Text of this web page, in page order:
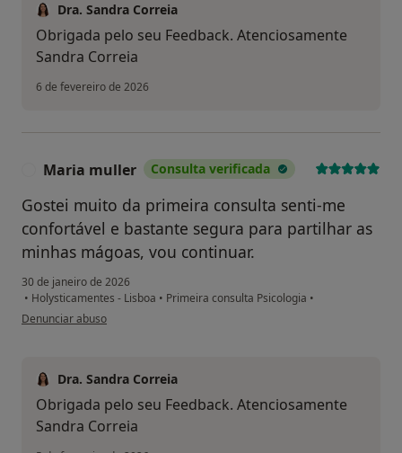
Dra. Sandra Correia
Obrigada pelo seu Feedback. Atenciosamente
Sandra Correia
6 de fevereiro de 2026
Maria muller Consulta verificada
Gostei muito da primeira consulta senti-me
confortável e bastante segura para partilhar as
minhas mágoas, vou continuar.
30 de janeiro de 2026
• Holysticamentes - Lisboa • Primeira consulta Psicologia •
na opinião do utilizador Maria muller
Denunciar abuso
Dra. Sandra Correia
Obrigada pelo seu Feedback. Atenciosamente
Sandra Correia